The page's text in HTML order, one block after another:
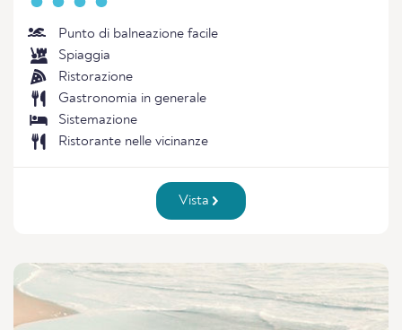
Punto di balneazione facile
Spiaggia
Ristorazione
Gastronomia in generale
Sistemazione
Ristorante nelle vicinanze
Vista